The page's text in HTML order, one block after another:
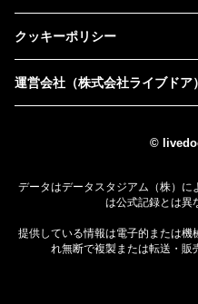
クッキーポリシー
運営会社（株式会社ライブドア）
©
データはデータスタジアム（株）に
は公式記録とは異
提供している情報は電子的または
れ無断で複製または転送・販